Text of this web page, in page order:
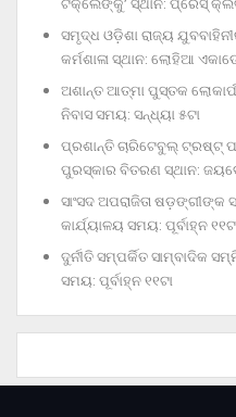
ସମୃଦ୍ଧ ଓଡ଼ିଶା ରାଜ୍ୟ
କର୍ମଶାଳା ସ୍ଥାନ: ଲୋହିଆ
ଅଶାନ୍ତ ଆତ୍ମା ପୁସ୍ତକ
ନିବାସ ସମୟ: ସନ୍ଧ୍ୟା ୫ଟା
ପ୍ରଶାନ୍ତି ଚାରିଟେବୁଲ୍‌ ଟ୍ରଷ୍ଟ୍‌
ପୁରସ୍କାର ବିତରଣ ସ୍ଥାନ:
ସାଂସଦ ଅପରାଜିତା ଷଡ଼ଙ୍ଗୀଙ୍କ
କାର୍ଯ୍ୟାଳୟ ସମୟ: ପୂର୍ବାହ୍ନ
ଦୁର୍ନୀତି ସମ୍ପର୍କିତ ସାମ୍ବାଦିକ
ସମୟ: ପୂର୍ବାହ୍ନ ୧୧ଟା